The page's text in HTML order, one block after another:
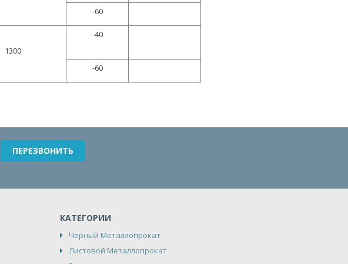
-60
1300
-40
-60
КАТЕГОРИИ
Черный Металлопрокат
Листовой Металлопрокат